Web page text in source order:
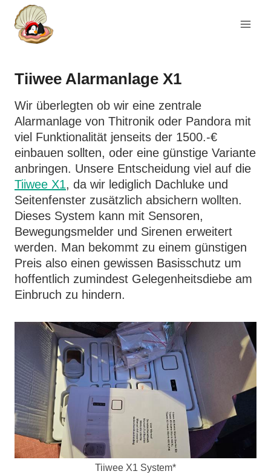
Zum
Inhalt
springen
Tiiwee Alarmanlage X1
Wir überlegten ob wir eine zentrale
Alarmanlage von Thitronik oder Pandora mit
viel Funktionalität jenseits der 1500.-€
einbauen sollten, oder eine günstige Variante
anbringen. Unsere Entscheidung viel auf die
Tiiwee X1, da wir lediglich Dachluke und
Seitenfenster zusätzlich absichern wollten.
Dieses System kann mit Sensoren,
Bewegungsmelder und Sirenen erweitert
werden. Man bekommt zu einem günstigen
Preis also einen gewissen Basisschutz um
hoffentlich zumindest Gelegenheitsdiebe am
Einbruch zu hindern.
Tiiwee X1 System*